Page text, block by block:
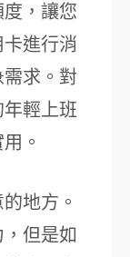
，讓您
進行消
求。對
輕上班
。
地方。
但是如